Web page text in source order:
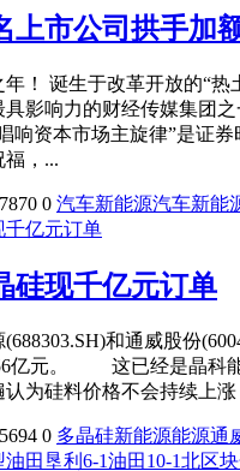
上市公司拱手加
！ 诞生于改革开放的“热
影响力的财经传媒集团
响资本市场主旋律”是证
，...
0 汽车新能源汽车新能
硅现千亿元订单
和通威股份
亿元。 这已经是晶科
认为硅料价格不会持续
0 多晶硅新能源能源通